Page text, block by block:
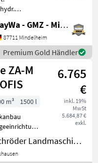
gebr.
1101 EMC,
- 42m AB,
ca. 2800
BayWa - GMZ - Mindelheim
87711 Mindelheim
Premium Gold Händler
ZA-M
6.765
€
inkl. 19%
MwSt
5.684,87 €
exkl.
m³
1500 l
S 500,
Limiter MR
Heinrich Schröder Landmaschinen KG Wildeshausen